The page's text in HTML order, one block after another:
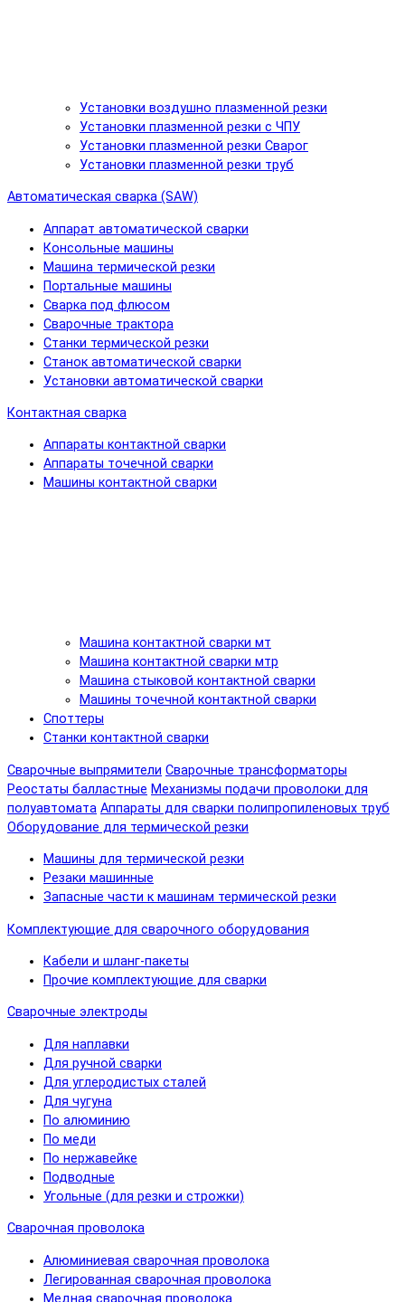
Установки воздушно плазменной резки
Установки плазменной резки с ЧПУ
Установки плазменной резки Сварог
Установки плазменной резки труб
Автоматическая сварка (SAW)
Аппарат автоматической сварки
Консольные машины
Машина термической резки
Портальные машины
Сварка под флюсом
Сварочные трактора
Станки термической резки
Станок автоматической сварки
Установки автоматической сварки
Контактная сварка
Аппараты контактной сварки
Аппараты точечной сварки
Машины контактной сварки
Машина контактной сварки мт
Машина контактной сварки мтр
Машина стыковой контактной сварки
Машины точечной контактной сварки
Споттеры
Станки контактной сварки
Сварочные выпрямители Сварочные трансформаторы
Реостаты балластные Механизмы подачи проволоки для
полуавтомата Аппараты для сварки полипропиленовых труб
Оборудование для термической резки
Машины для термической резки
Резаки машинные
Запасные части к машинам термической резки
Комплектующие для сварочного оборудования
Кабели и шланг-пакеты
Прочие комплектующие для сварки
Сварочные электроды
Для наплавки
Для ручной сварки
Для углеродистых сталей
Для чугуна
По алюминию
По меди
По нержавейке
Подводные
Угольные (для резки и строжки)
Сварочная проволока
Алюминиевая сварочная проволока
Легированная сварочная проволока
Медная сварочная проволока